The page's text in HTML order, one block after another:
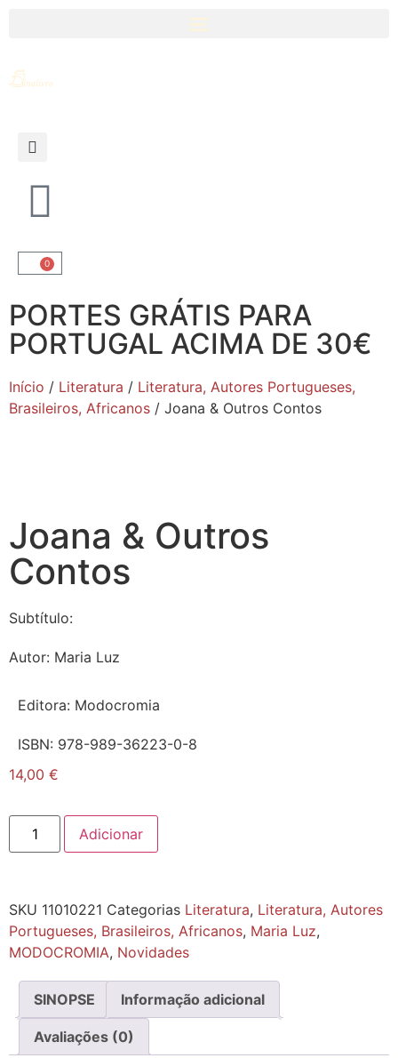
0
PORTES GRÁTIS PARA
PORTUGAL ACIMA DE 30€
Início / Literatura / Literatura, Autores Portugueses,
Brasileiros, Africanos / Joana & Outros Contos
Joana & Outros
Contos
Subtítulo:
Autor: Maria Luz
Editora: Modocromia
ISBN: 978-989-36223-0-8
14,00 €
Adicionar
SKU 11010221 Categorias Literatura, Literatura, Autores
Portugueses, Brasileiros, Africanos, Maria Luz,
MODOCROMIA, Novidades
SINOPSE Informação adicional
Avaliações (0)